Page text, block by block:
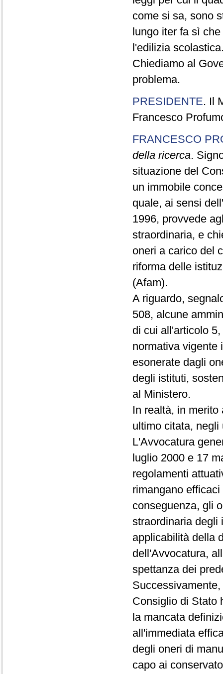
come si sa, sono
lungo iter fa sì
l'edilizia
Chiediamo al
problema.
PRESIDENTE. Il
Francesco
FRANCESCO
della ricerca.
situazione del
un immobile
quale, ai sensi
1996, provvede
straordinaria, e
oneri a carico del
riforma delle
(Afam).
A riguardo,
508, alcune
di cui all'articolo
normativa vigente
esonerate dagli
degli istituti,
al Ministero.
In realtà, in
ultimo citata,
L'Avvocatura
luglio 2000 e 17
regolamenti
rimangano
conseguenza, gli
straordinaria degli
applicabilità della
dell'Avvocatura,
spettanza dei
Consiglio di Stato
la mancata
all'immediata
degli oneri di
capo ai